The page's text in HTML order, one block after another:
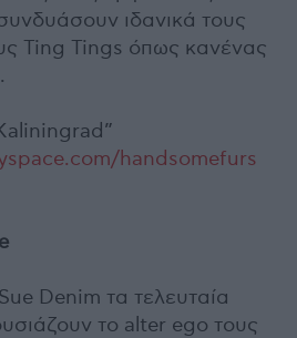
ιδανικά τους
Ting Tings όπως κανένας
handsomefurs
Denim τα τελευταία
το alter ego τους